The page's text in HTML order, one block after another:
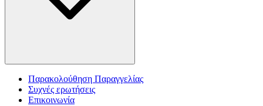
Παρακολούθηση Παραγγελίας
Συχνές ερωτήσεις
Επικοινωνία